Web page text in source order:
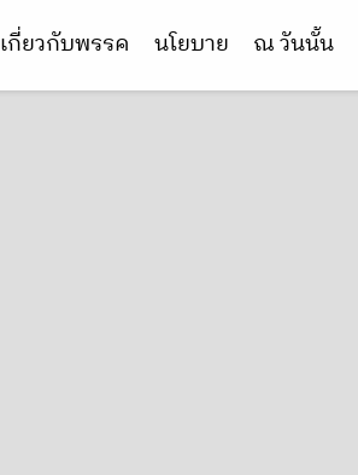
เกี่ยวกับพรรค นโยบาย ณ วันนั้น